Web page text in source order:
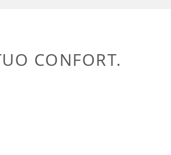
CONFORT.